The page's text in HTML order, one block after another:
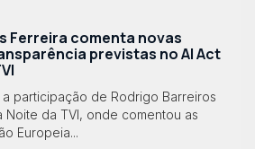
Ferreira comenta novas
previstas no AI Act
a participação de Rodrigo Barreiros
Noite da TVI, onde comentou as
Europeia...